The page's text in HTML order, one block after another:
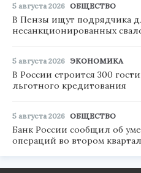
5 августа 2026 ОБЩЕСТВО
В Пензы ищут подрядчика
несанкционированных
5 августа 2026 ЭКОНОМИКА
В России строится 300
льготного кредитования
5 августа 2026 ОБЩЕСТВО
Банк России сообщил об
операций во втором